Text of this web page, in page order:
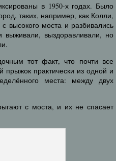
в 1950-х годах. Было
таких, например, как Колли,
высокого моста и разбивались
выживали, выздоравливали, но
тот факт, что почти все
практически из одной и
места: между двух
с моста, и их не спасает